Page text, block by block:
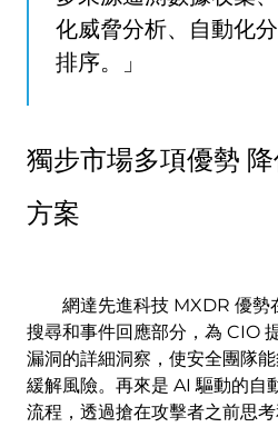
化威脅分析、自動化
排序。」
獨步市場多項優勢
方案
網達先進科技 MXDR 優勢
搜尋和事件回應部分，為 CIO
漏洞的詳細洞察，使安全團隊
緩解風險。再來是 AI 驅動的自
流程，透過搶在攻擊者之前思